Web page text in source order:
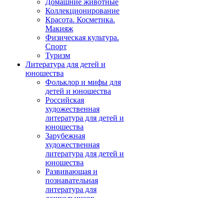
Домашние животные
Коллекционирование
Красота. Косметика.
Макияж
Физическая культура.
Спорт
Туризм
Литература для детей и
юношества
Фольклор и мифы для
детей и юношества
Российская
художественная
литература для детей и
юношества
Зарубежная
художественная
литература для детей и
юношества
Развивающая и
познавательная
литература для